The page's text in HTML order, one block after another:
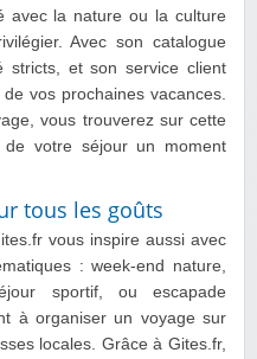
avec la nature ou la culture
Avec son catalogue
stricts, et son service client
vos prochaines vacances.
vous trouverez sur cette
votre séjour un moment
tous les goûts
vous inspire aussi avec
: week-end nature,
sportif, ou escapade
à organiser un voyage sur
locales. Grâce à Gites.fr,